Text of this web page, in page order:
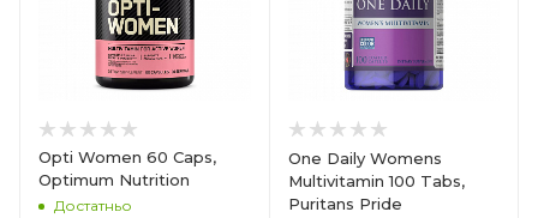
Opti Women 60 Caps,
Optimum Nutrition
Достатньо
One Daily Womens
Multivitamin 100 Tabs,
Puritans Pride